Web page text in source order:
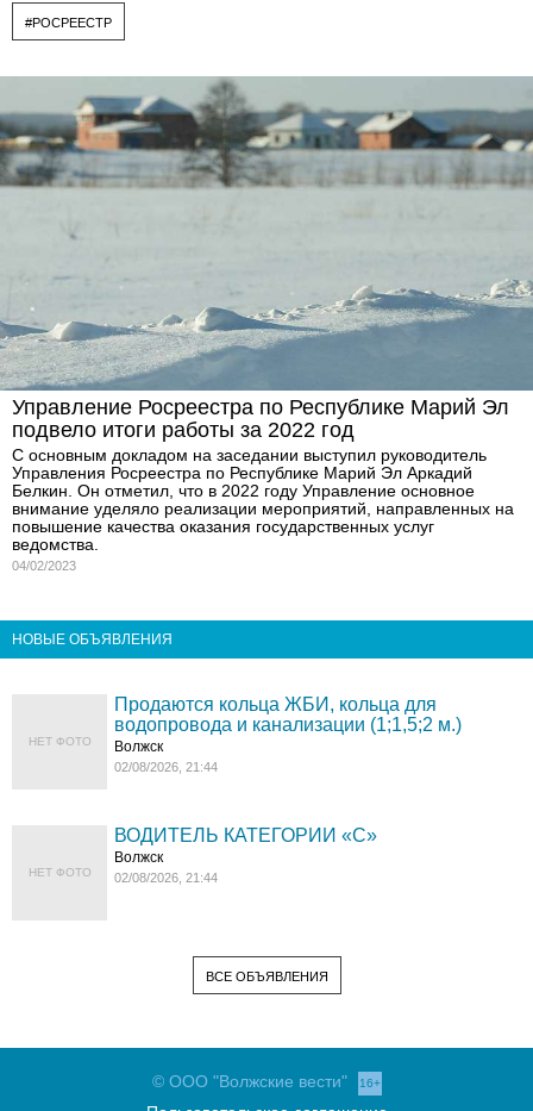
#РОСРЕЕСТР
Управление Росреестра по Республике Марий Эл
подвело итоги работы за 2022 год
С основным докладом на заседании выступил руководитель
Управления Росреестра по Республике Марий Эл Аркадий
Белкин. Он отметил, что в 2022 году Управление основное
внимание уделяло реализации мероприятий, направленных на
повышение качества оказания государственных услуг
ведомства.
04/02/2023
НОВЫЕ ОБЪЯВЛЕНИЯ
НЕТ ФОТО
Продаются кольца ЖБИ, кольца для
водопровода и канализации (1;1,5;2 м.)
Волжск
02/08/2026, 21:44
НЕТ ФОТО
ВОДИТЕЛЬ КАТЕГОРИИ «C»
Волжск
02/08/2026, 21:44
ВСЕ ОБЪЯВЛЕНИЯ
© ООО "Волжские вести" 16+